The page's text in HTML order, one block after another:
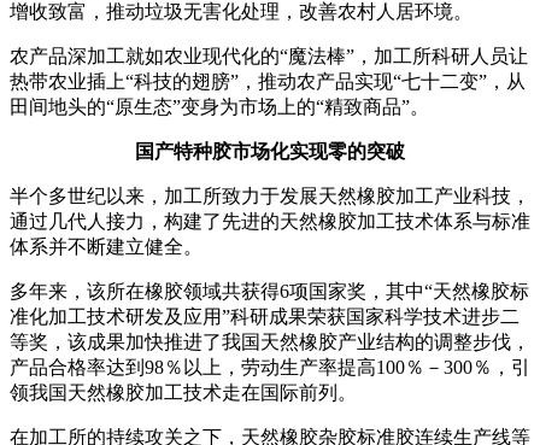
增收致富，推动垃圾无害化处理，改善农村人居环境。
农产品深加工就如农业现代化的“魔法棒”，加工所科研人员让
热带农业插上“科技的翅膀”，推动农产品实现“七十二变”，从
田间地头的“原生态”变身为市场上的“精致商品”。
国产特种胶市场化实现零的突破
半个多世纪以来，加工所致力于发展天然橡胶加工产业科技，
通过几代人接力，构建了先进的天然橡胶加工技术体系与标准
体系并不断建立健全。
多年来，该所在橡胶领域共获得6项国家奖，其中“天然橡胶标
准化加工技术研发及应用”科研成果荣获国家科学技术进步二
等奖，该成果加快推进了我国天然橡胶产业结构的调整步伐，
产品合格率达到98％以上，劳动生产率提高100％－300％，引
领我国天然橡胶加工技术走在国际前列。
在加工所的持续攻关之下，天然橡胶杂胶标准胶连续生产线等